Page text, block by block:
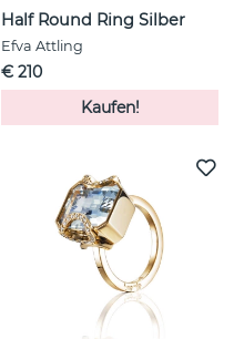
Half Round Ring Silber
Efva Attling
€ 210
Kaufen!